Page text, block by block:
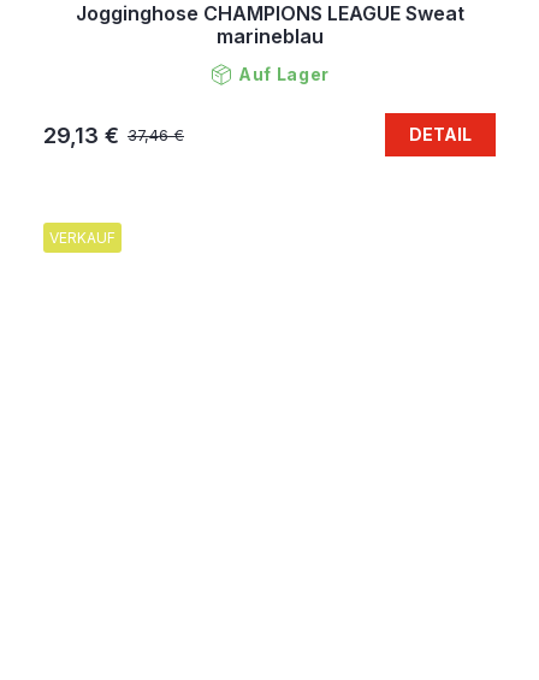
Jogginghose CHAMPIONS LEAGUE Sweat
marineblau
Auf Lager
37,46 €
29,13 € DETAIL
VERKAUF